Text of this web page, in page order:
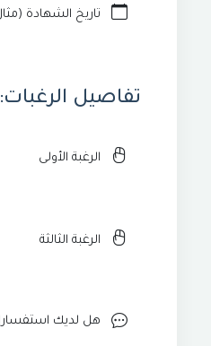
تفاصيل الرغبات: